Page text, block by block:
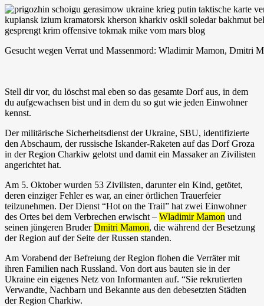
Gesucht wegen Verrat und Massenmord: Wladimir Mamon, Dmitri
Stell dir vor, du löschst mal eben so das gesamte Dorf aus, in dem
du aufgewachsen bist und in dem du so gut wie jeden Einwohner
kennst.
Der militärische Sicherheitsdienst der Ukraine, SBU, identifizierte
den Abschaum, der russische Iskander-Raketen auf das Dorf Groza
in der Region Charkiw gelotst und damit ein Massaker an Zivilisten
angerichtet hat.
Am 5. Oktober wurden 53 Zivilisten, darunter ein Kind, getötet,
deren einziger Fehler es war, an einer örtlichen Trauerfeier
teilzunehmen. Der Dienst “Hot on the Trail” hat zwei Einwohner
des Ortes bei dem Verbrechen erwischt – Wladimir Mamon und
seinen jüngeren BruderDmitri Mamon, die während der Besetzung
der Region auf der Seite der Russen standen.
Am Vorabend der Befreiung der Region flohen die Verräter mit
ihren Familien nach Russland. Von dort aus bauten sie in der
Ukraine ein eigenes Netz von Informanten auf. “Sie rekrutierten
Verwandte, Nachbarn und Bekannte aus den debesetzten Städten
der Region Charkiw.